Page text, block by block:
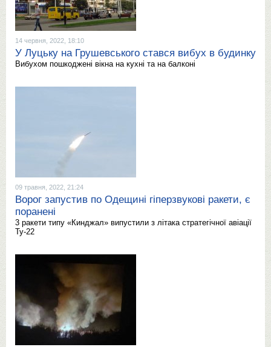
14 червня, 2022, 18:10
У Луцьку на Грушевського стався вибух в будинку
Вибухом пошкоджені вікна на кухні та на балконі
09 травня, 2022, 21:24
Ворог запустив по Одещині гіперзвукові ракети, є
поранені
3 ракети типу «Кинджал» випустили з літака стратегічної авіації
Ту-22